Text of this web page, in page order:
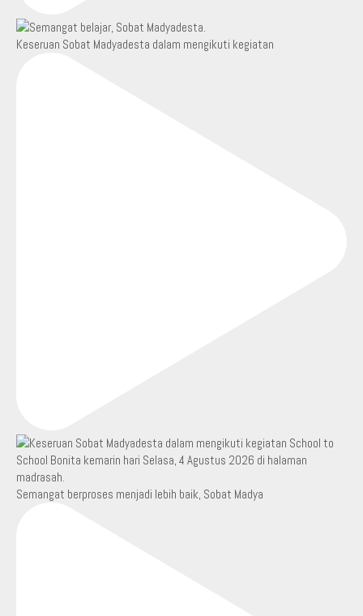
Keseruan Sobat Madyadesta dalam mengikuti kegiatan
Semangat berproses menjadi lebih baik, Sobat Madya